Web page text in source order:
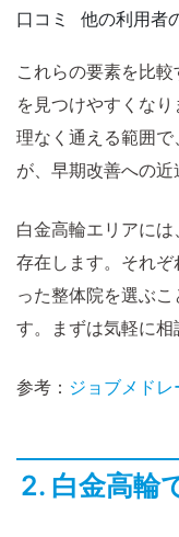
口コミ
他の利用者
これらの要素を比
を見つけやすくな
理なく通える範囲
が、早期改善への近
白金高輪エリアに
存在します。それ
った整体院を選ぶ
す。まずは気軽に相
参考： ジョブメドレ
2. 白金高輪